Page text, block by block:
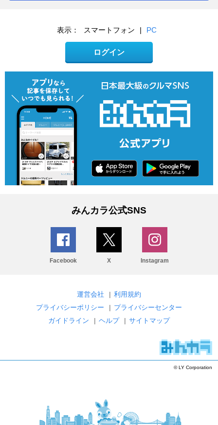
表示： スマートフォン | PC
ログイン
みんカラ公式SNS
Facebook X Instagram
運営会社 | 利用規約
プライバシーポリシー
| プライバシーセンター
ガイドライン
| ヘルプ | サイトマップ
© LY Corporation